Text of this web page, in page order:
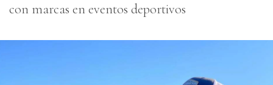
con marcas en eventos deportivos